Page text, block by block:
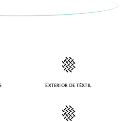
EXTERIOR DE TÊXTIL